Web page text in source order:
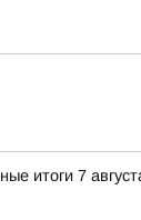
итоги 7